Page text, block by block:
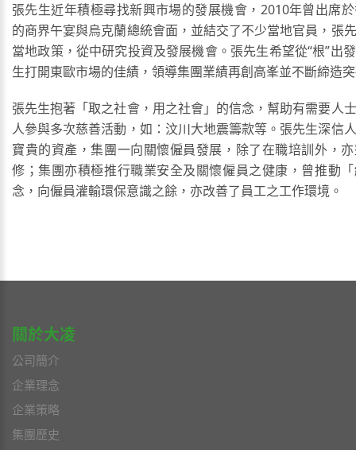
張先生近年積極尋找新興市場的發展機會，2010年曾出席
的商界午宴與烏克蘭總統會面，並結交了不少當地官員，張
當地政策，從中研究投資及發展機會。張先生希望從“根”出
生打開東歐市場的佳績，領導集團業績再創高峯並不斷締造
張先生抱著「取之社會，用之社會」的信念，幫助有需要人
人參與多次慈善活動，如：汶川大地震籌款等。張先生深信
寶貴的資產，集團一向關懷僱員發展，除了在職培訓外，
修；集團亦積極推行職業安全及關懷僱員之健康，曾推動
念，向僱員灌輸環保意識之餘，亦改善了員工之工作環境。
關於大凌
公司簡介
企業理念
企業策略
集團歷史